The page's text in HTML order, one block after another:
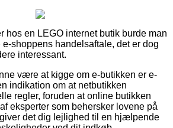
hos en LEGO internet butik burde man
shoppens handelsaftale, det er dog
interessant.
være at kigge om e-butikken er e-
indikation om at netbutikken
regler, foruden at online butikken
eksperter som behersker lovene på
det dig lejlighed til en hjælpende